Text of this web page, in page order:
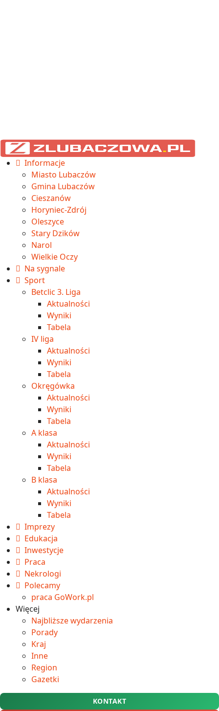
Informacje
Miasto Lubaczów
Gmina Lubaczów
Cieszanów
Horyniec-Zdrój
Oleszyce
Stary Dzików
Narol
Wielkie Oczy
Na sygnale
Sport
Betclic 3. Liga
Aktualności
Wyniki
Tabela
IV liga
Aktualności
Wyniki
Tabela
Okręgówka
Aktualności
Wyniki
Tabela
A klasa
Aktualności
Wyniki
Tabela
B klasa
Aktualności
Wyniki
Tabela
Imprezy
Edukacja
Inwestycje
Praca
Nekrologi
Polecamy
praca GoWork.pl
Więcej
Najbliższe wydarzenia
Porady
Kraj
Inne
Region
Gazetki
KONTAKT